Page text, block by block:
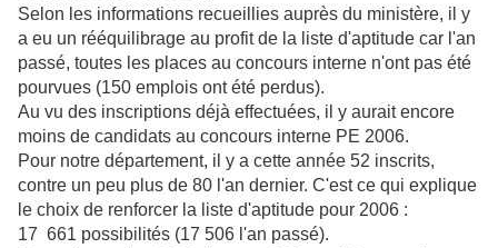
Selon les informations recueillies auprès du ministère, il y
a eu un rééquilibrage au profit de la liste d'aptitude car l'an
passé, toutes les places au concours interne n'ont pas été
pourvues (150 emplois ont été perdus).
Au vu des inscriptions déjà effectuées, il y aurait encore
moins de candidats au concours interne PE 2006.
Pour notre département, il y a cette année 52 inscrits,
contre un peu plus de 80 l'an dernier. C'est ce qui explique
le choix de renforcer la liste d'aptitude pour 2006 :
17 661 possibilités (17 506 l'an passé).